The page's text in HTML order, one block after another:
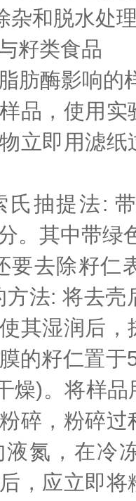
杂和脱水处
籽类食品
肪酶影响的
品，使用
立即用滤
氏抽提法:
。其中带绿
要去除籽仁
方法: 将去壳
其湿润后
的籽仁置
燥)。将样
碎，粉碎
液氮，在冷
，应立即